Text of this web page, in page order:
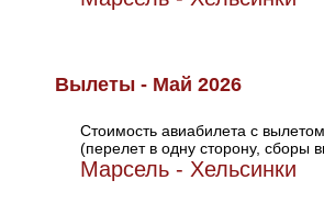
Вылеты - Май 2026
Стоимость авиабилета с
(перелет в одну сторону, сборы
Марсель - Хельсинки